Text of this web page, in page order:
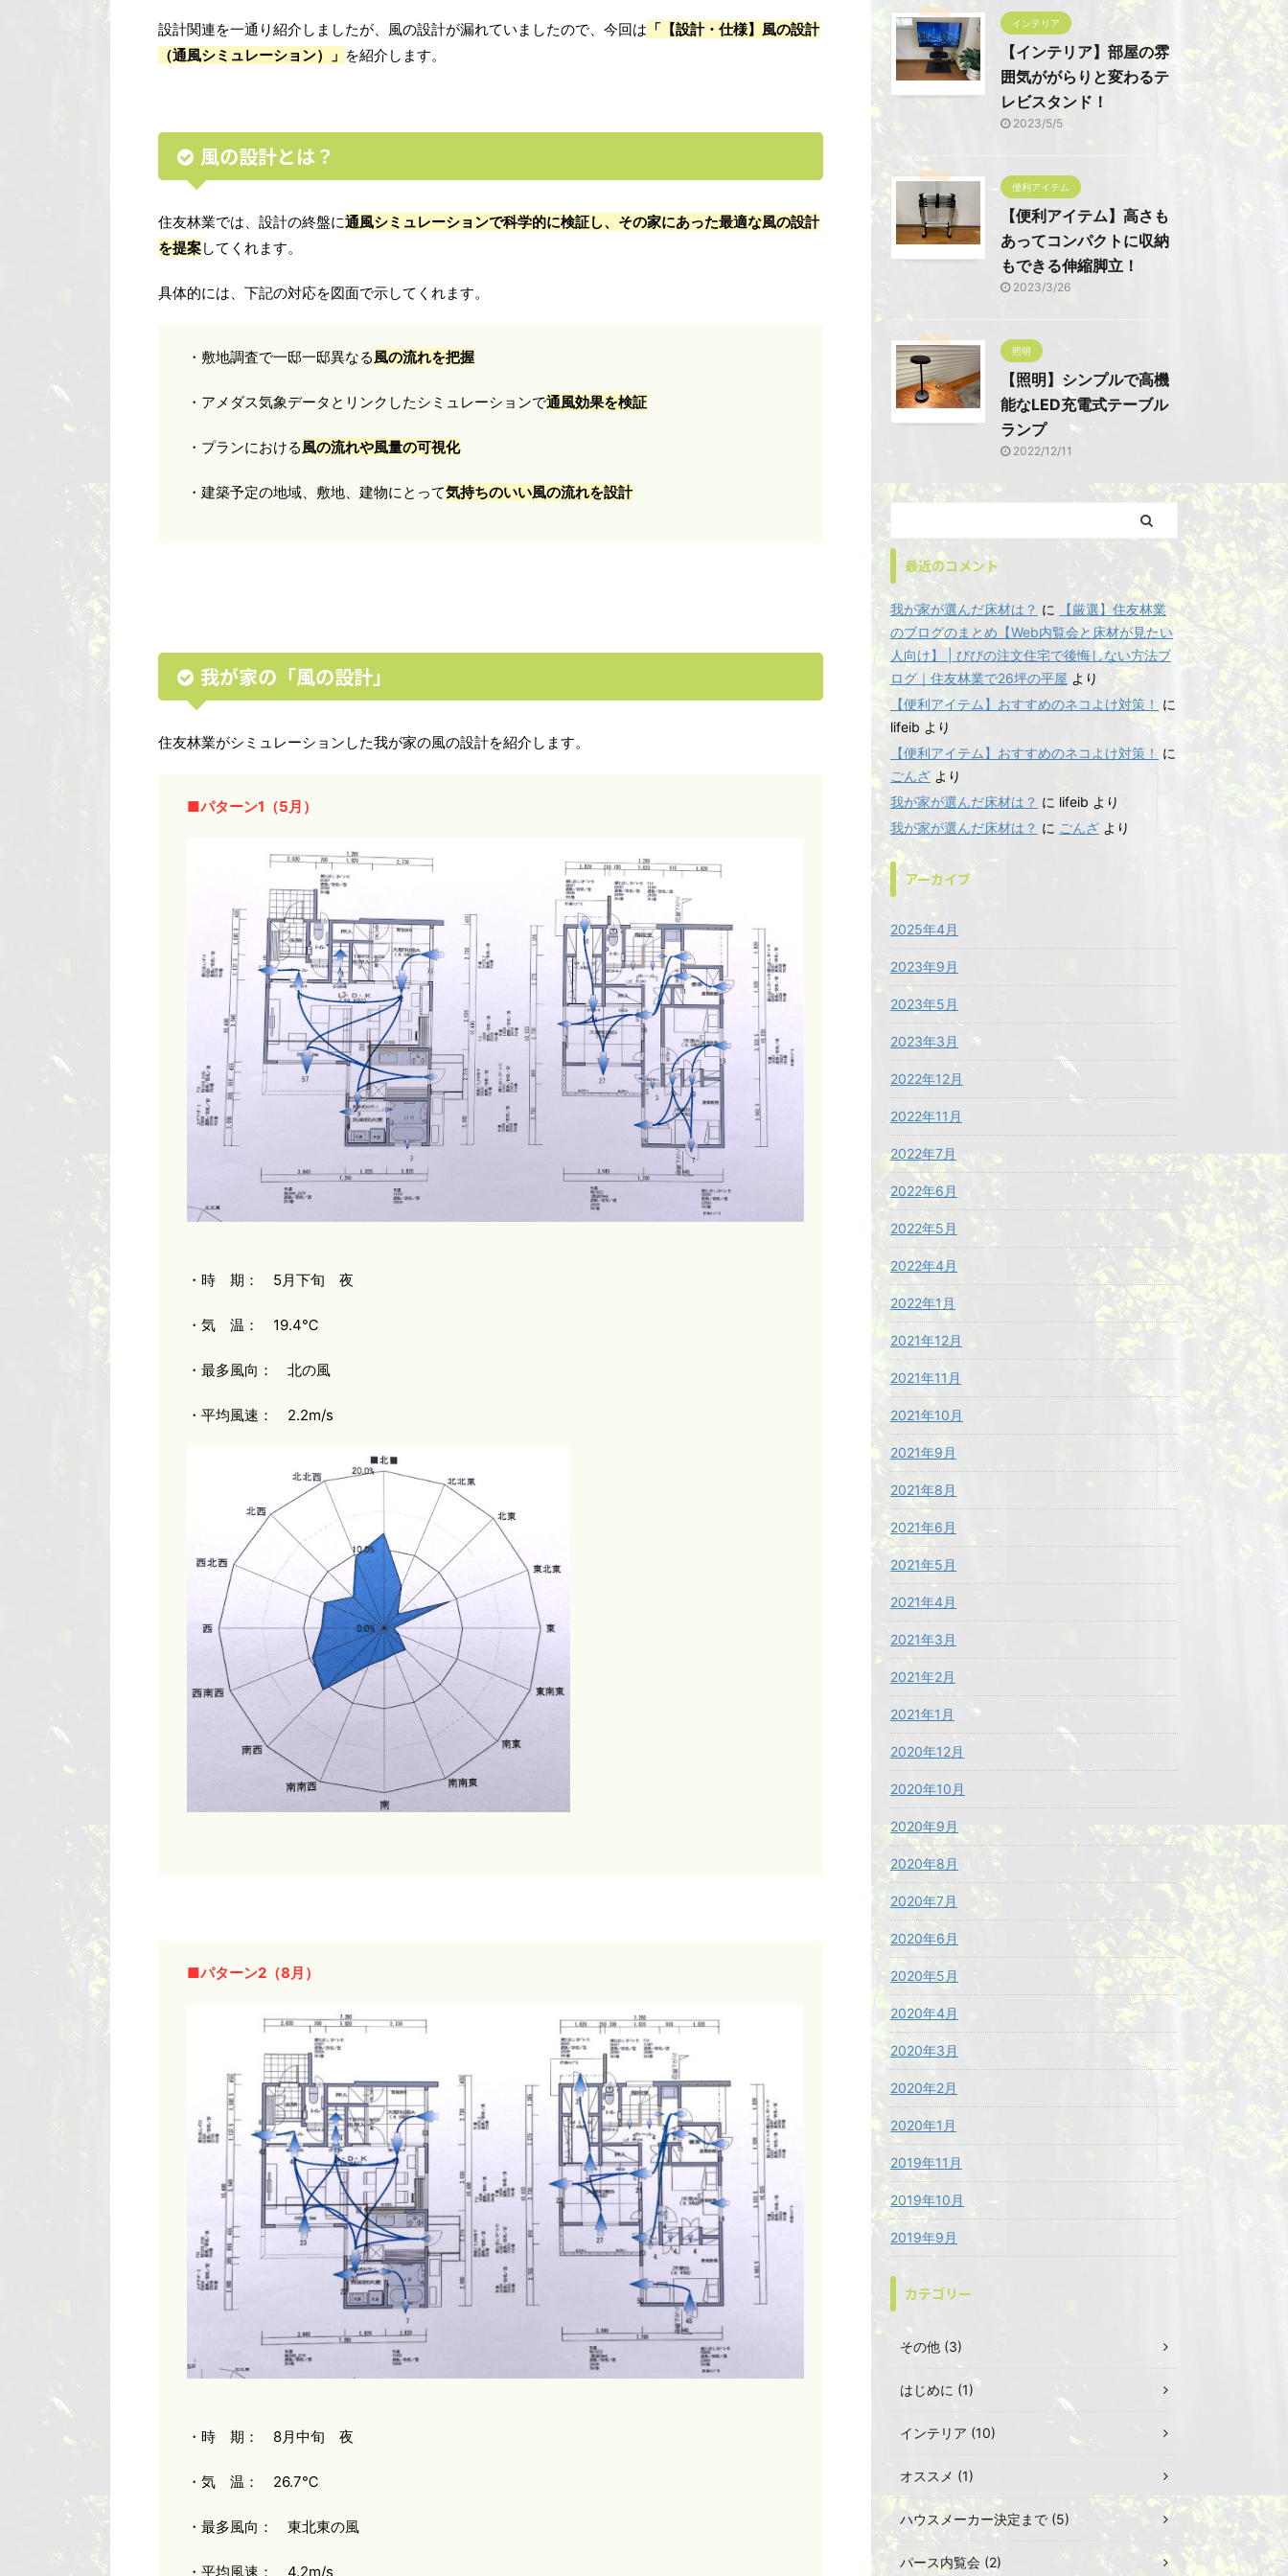
設計関連を一通り紹介しましたが、風の設計が漏れていましたので、今回は 「【設計・仕様】風の設計
（通風シミュレーション）」 を紹介します。
風の設計とは？
住友林業では、設計の終盤に通風シミュレーションで科学的に検証し、その家にあった最適な風の設計
を提案してくれます。
具体的には、下記の対応を図面で示してくれます。
・敷地調査で一邸一邸異なる風の流れを把握
・アメダス気象データとリンクしたシミュレーションで通風効果を検証
・プランにおける風の流れや風量の可視化
・建築予定の地域、敷地、建物にとって気持ちのいい風の流れを設計
我が家の「風の設計」
住友林業がシミュレーションした我が家の風の設計を紹介します。
■パターン1（5月）
・時 期： 5月下旬 夜
・気 温： 19.4℃
・最多風向： 北の風
・平均風速： 2.2m/s
■パターン2（8月）
・時 期： 8月中旬 夜
・気 温： 26.7℃
・最多風向： 東北東の風
・平均風速： 4.2m/s
インテリア
【インテリア】部屋の雰
囲気ががらりと変わるテ
レビスタンド！
2023/5/5
便利アイテム
【便利アイテム】高さも
あってコンパクトに収納
もできる伸縮脚立！
2023/3/26
照明
【照明】シンプルで高機
能なLED充電式テーブル
ランプ
2022/12/11
最近のコメント
我が家が選んだ床材は？ に
【厳選】住友林業
のブログのまとめ【Web内覧会と床材が見たい
人向け】 | びびの注文住宅で後悔しない方法ブ
ログ｜住友林業で26坪の平屋 より
【便利アイテム】おすすめのネコよけ対策！
に
lifeib より
【便利アイテム】おすすめのネコよけ対策！
に
ごんざ より
我が家が選んだ床材は？ に lifeib より
我が家が選んだ床材は？ に ごんざ より
アーカイブ
2025年4月
2023年9月
2023年5月
2023年3月
2022年12月
2022年11月
2022年7月
2022年6月
2022年5月
2022年4月
2022年1月
2021年12月
2021年11月
2021年10月
2021年9月
2021年8月
2021年6月
2021年5月
2021年4月
2021年3月
2021年2月
2021年1月
2020年12月
2020年10月
2020年9月
2020年8月
2020年7月
2020年6月
2020年5月
2020年4月
2020年3月
2020年2月
2020年1月
2019年11月
2019年10月
2019年9月
カテゴリー
その他 (3)
はじめに (1)
インテリア (10)
オススメ (1)
ハウスメーカー決定まで (5)
パース内覧会 (2)